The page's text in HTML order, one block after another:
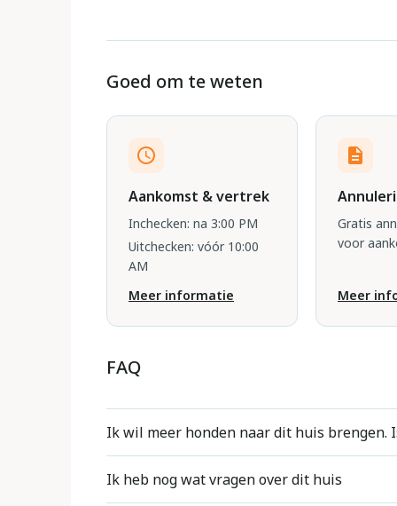
Goed om te weten
Aankomst & vertrek
Inchecken: na 3:00 PM
Uitchecken: vóór 10:00
AM
Meer informatie
Gratis
voor
Meer
FAQ
Ik wil meer honden naar dit huis brengen.
Voor elke accommodatie geven we aan
Ik heb nog wat vragen over dit huis